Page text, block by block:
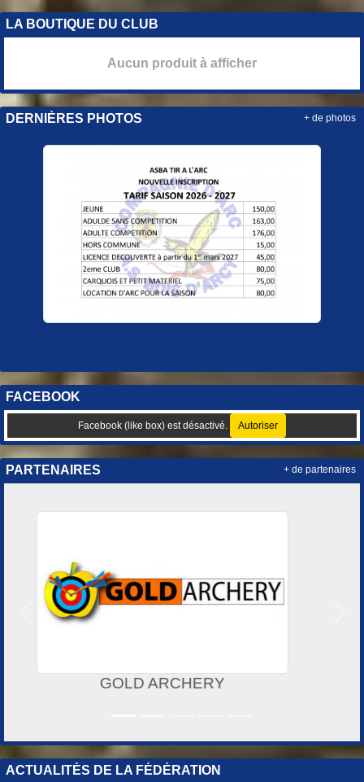
LA BOUTIQUE DU CLUB
Aucun produit à afficher
DERNIÈRES PHOTOS + de photos
FACEBOOK
Facebook (like box) est désactivé. Autoriser
PARTENAIRES
L'ECLAT DE VERRE
Précedent
+ de partenaires
ACTUALITÉS DE LA FÉDÉRATION